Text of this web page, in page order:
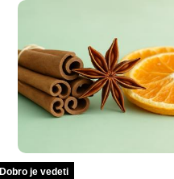
Dobro je vedeti